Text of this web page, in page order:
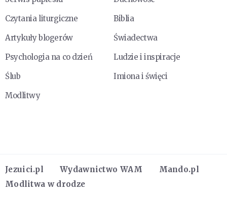
Czytania liturgiczne
Biblia
Artykuły blogerów
Świadectwa
Psychologia na co dzień
Ludzie i inspiracje
Ślub
Imiona i święci
Modlitwy
Jezuici.pl Wydawnictwo WAM
Mando.pl
Modlitwa w drodze